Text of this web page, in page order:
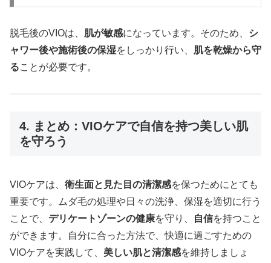
脱毛後のVIOは、 肌が敏感になっています。そのため、 シ
ャワー後や施術後の保湿をしっかり行い、 肌を乾燥から守
ることが必要です。
4. まとめ：VIOケアで自信を持つ美しい肌
を守ろう
VIOケアは、 衛生面と見た目の清潔感を保つためにとても
重要です。ムダ毛の処理や日々の洗浄、保湿を適切に行う
ことで、 デリケートゾーンの健康を守り、 自信を持つこと
ができます。自分に合った方法で、快適に過ごすための
VIOケアを実践して、 美しい肌と清潔感を維持しましょ